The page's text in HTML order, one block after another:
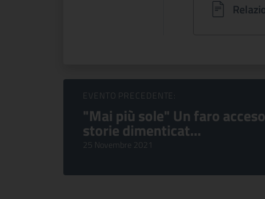
Sfoglia Eventi
EVENTO PRECEDENTE:
"Mai più sole" Un faro
storie dimenticat...
25 Novembre 2021